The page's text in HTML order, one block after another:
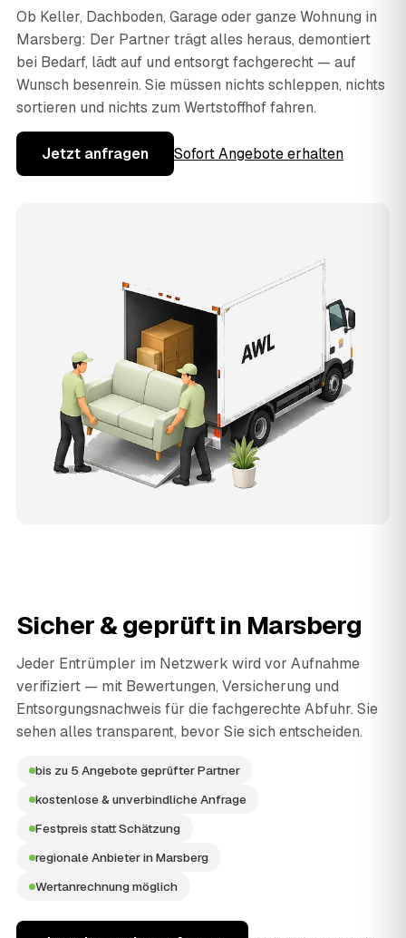
Ob Keller, Dachboden, Garage oder ganze Wohnung in
Marsberg: Der Partner trägt alles heraus, demontiert
bei Bedarf, lädt auf und entsorgt fachgerecht — auf
Wunsch besenrein. Sie müssen nichts schleppen, nichts
sortieren und nichts zum Wertstoffhof fahren.
Jetzt anfragen Sofort Angebote erhalten
Sicher & geprüft in Marsberg
Jeder Entrümpler im Netzwerk wird vor Aufnahme
verifiziert — mit Bewertungen, Versicherung und
Entsorgungsnachweis für die fachgerechte Abfuhr. Sie
sehen alles transparent, bevor Sie sich entscheiden.
bis zu 5 Angebote geprüfter Partner
kostenlose & unverbindliche Anfrage
Festpreis statt Schätzung
regionale Anbieter in Marsberg
Wertanrechnung möglich